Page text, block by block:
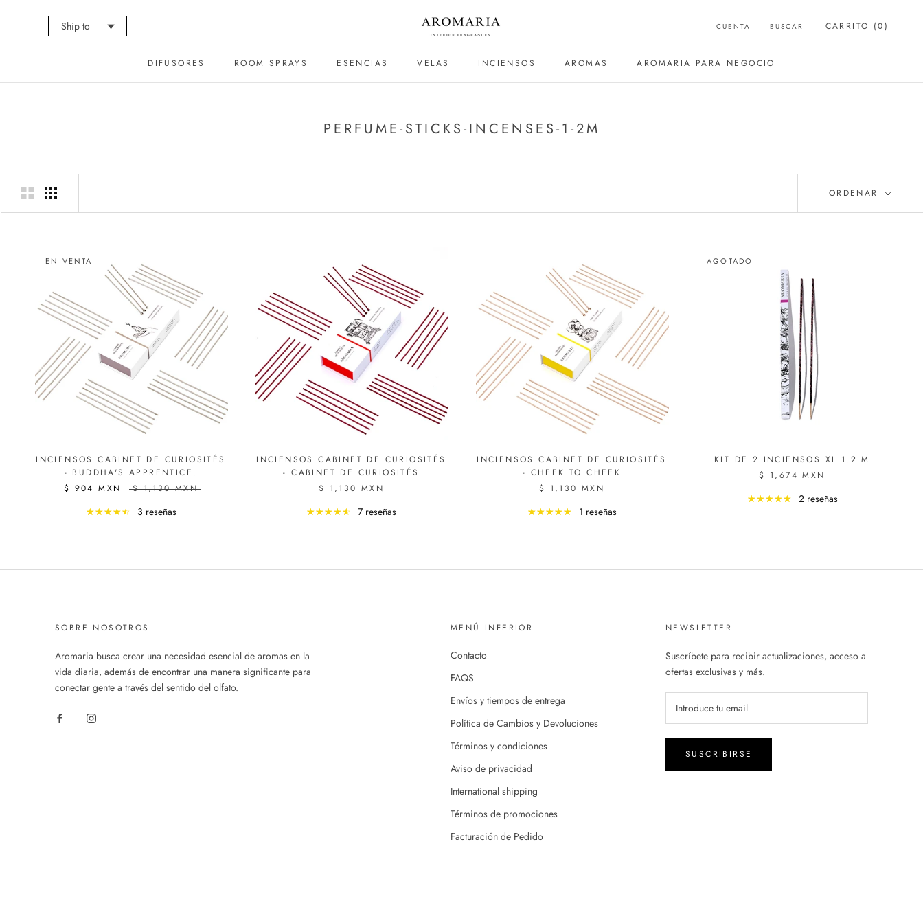
Ship to 🢓
DIFUSORES
ROOM SPRAYS
ESENCIAS
VELAS INCIENSOS AROMAS
AROMARIA PARA NEGOCIO
CUENTA BUSCAR CARRITO (0)
PERFUME-STICKS-INCENSES-1-2M
ORDENAR
EN VENTA
INCIENSOS CABINET DE CURIOSITÉS
- BUDDHA'S APPRENTICE.
$ 904 MXN
$ 1,130 MXN
3 reseñas
INCIENSOS CABINET DE CURIOSITÉS
- CABINET DE CURIOSITÉS
$ 1,130 MXN
7 reseñas
INCIENSOS CABINET DE CURIOSITÉS
- CHEEK TO CHEEK
$ 1,130 MXN
1 reseñas
AGOTADO
KIT DE 2 INCIENSOS XL 1.2 M
$ 1,674 MXN
2 reseñas
SOBRE NOSOTROS
Aromaria busca crear una necesidad esencial de aromas en la
vida diaria, además de encontrar una manera significante para
conectar gente a través del sentido del olfato.
MENÚ INFERIOR
Contacto
FAQS
Envíos y tiempos de entrega
Política de Cambios y Devoluciones
Términos y condiciones
Aviso de privacidad
International shipping
Términos de promociones
Facturación de Pedido
NEWSLETTER
Suscríbete para recibir actualizaciones, acceso a
ofertas exclusivas y más.
SUSCRIBIRSE